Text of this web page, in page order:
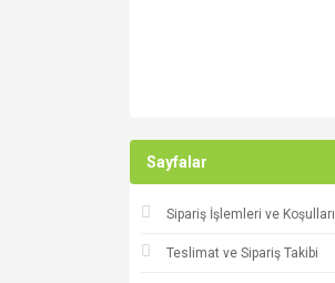
Sayfalar
Sipariş İşlemleri ve Koşulları
Teslimat ve Sipariş Takibi